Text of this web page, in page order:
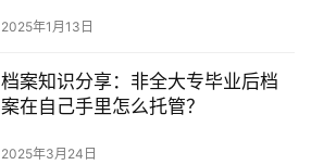
2025年1月13日
档案知识分享：非全大专毕业后档
案在自己手里怎么托管？
2025年3月24日